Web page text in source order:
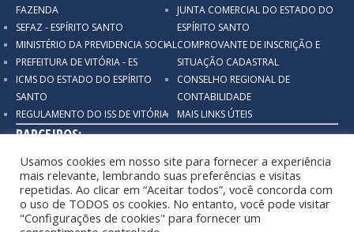
FAZENDA
SEFAZ - ESPÍRITO SANTO
MINISTÉRIO DA PREVIDENCIA SOCIAL
PREFEITURA DE VITÓRIA - ES
ICMS DO ESTADO DO ESPÍRITO
SANTO
REGULAMENTO DO ISS DE VITÓRIA
JUNTA COMERCIAL DO ESTADO DO
ESPÍRITO SANTO
COMPROVANTE DE INSCRIÇÃO E
SITUAÇÃO CADASTRAL
CONSELHO REGIONAL DE
CONTABILIDADE
MAIS LINKS ÚTEIS
PARCEIROS:
Usamos cookies em nosso site para fornecer a experiência
mais relevante, lembrando suas preferências e visitas
repetidas. Ao clicar em “Aceitar todos”, você concorda com
o uso de TODOS os cookies. No entanto, você pode visitar
"Configurações de cookies" para fornecer um